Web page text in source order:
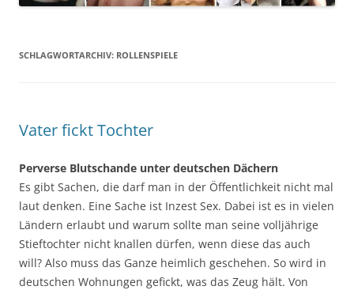
SCHLAGWORTARCHIV: ROLLENSPIELE
Vater fickt Tochter
Perverse Blutschande unter deutschen Dächern
Es gibt Sachen, die darf man in der Öffentlichkeit nicht mal
laut denken. Eine Sache ist Inzest Sex. Dabei ist es in vielen
Ländern erlaubt und warum sollte man seine volljährige
Stieftochter nicht knallen dürfen, wenn diese das auch
will? Also muss das Ganze heimlich geschehen. So wird in
deutschen Wohnungen gefickt, was das Zeug hält. Von